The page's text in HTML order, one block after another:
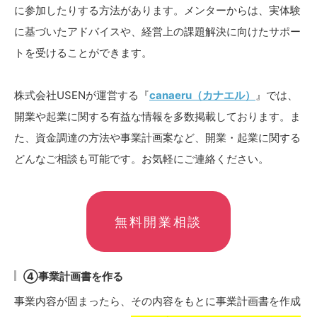
に参加したりする方法があります。メンターからは、実体験
に基づいたアドバイスや、経営上の課題解決に向けたサポー
トを受けることができます。
株式会社USENが運営する『canaeru（カナエル） 』では、
開業や起業に関する有益な情報を多数掲載しております。ま
た、資金調達の方法や事業計画案など、開業・起業に関する
どんなご相談も可能です。お気軽にご連絡ください。
無料開業相談
④事業計画書を作る
事業内容が固まったら、その内容をもとに事業計画書を作成